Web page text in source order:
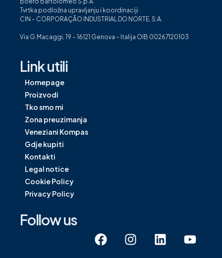
Tvrtka podložna upravljanju i koordinaciji
CIN – CORPORAÇÃO INDUSTRIAL DO NORTE, S.A.
Via G.Macaggi, 19 – 16121 Genova – Italija OIB 00267120103
Link utili
Homepage
Proizvodi
Tko smo mi
Zona preuzimanja
Veneziani Kompas
Gdje kupiti
Kontakti
Legal notice
Cookie Policy
Privacy Policy
Follow us